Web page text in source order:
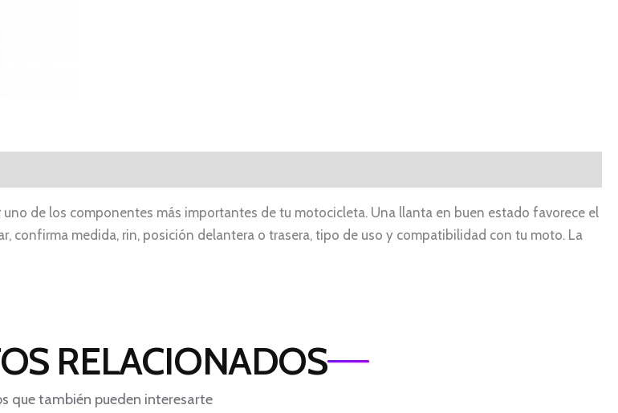
uno de los componentes más importantes de tu motocicleta. Una llanta en buen estado favorece el
confirma medida, rin, posición delantera o trasera, tipo de uso y compatibilidad con tu moto. La
RELACIONADOS
que también pueden interesarte